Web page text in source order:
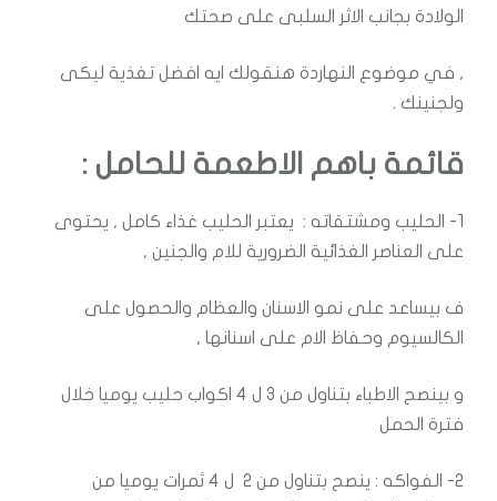
الولادة بجانب الاثر السلبى على صحتك
, في موضوع النهاردة هنقولك ايه افضل تغذية ليكى
ولجنينك .
قائمة باهم الاطعمة للحامل :
1- الحليب ومشتقاته : يعتبر الحليب غذاء كامل , يحتوى
على العناصر الغذائية الضرورية للام والجنين ,
ف بيساعد على نمو الاسنان والعظام والحصول على
الكالسيوم وحفاظ الام على اسنانها ,
و بينصح الاطباء بتناول من 3 ل 4 اكواب حليب يوميا خلال
فترة الحمل
2- الفواكه : ينصح بتناول من 2 ل 4 ثمرات يوميا من